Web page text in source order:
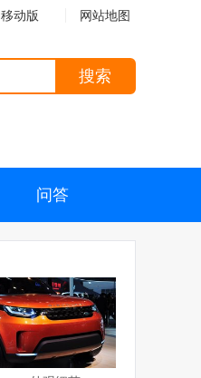
移动版 网站地图
搜索
问答